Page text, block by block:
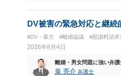
して，この点を考慮されるこ
を検討するのがよいと思いま
とが前提であり，その価値と
れば，どのような内容の委任
訴訟にするか，その点の見極
かによって，考え方・進め方
DV被害の緊急対応と継続
#DV・暴力 #離婚協議 #慰謝料請求
2026年8月4日
離婚・男女問題に強い弁護
泉 亮介 弁護士